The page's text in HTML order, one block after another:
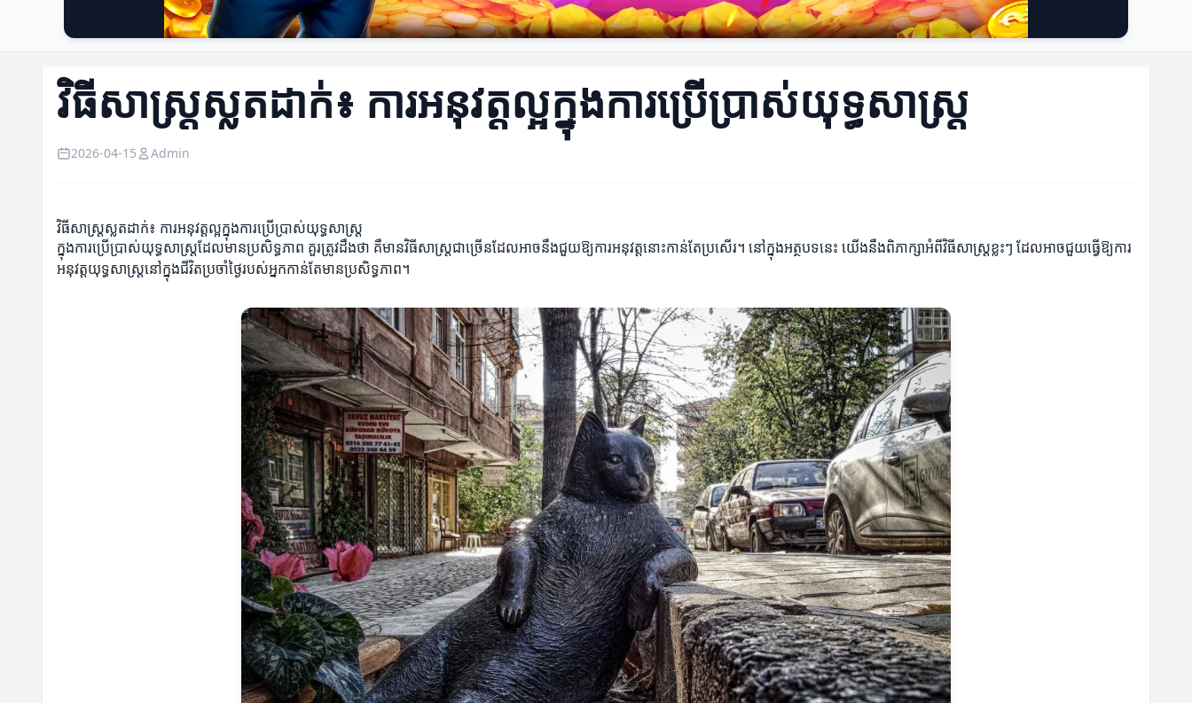
វិធីសាស្រ្តស្លតដាក់៖ ការអនុវត្តល្អក្នុងការប្រើប្រាស់យុទ្ធសាស្ត្រ
2026-04-15 Admin
វិធីសាស្រ្តស្លតដាក់៖ ការអនុវត្តល្អក្នុងការប្រើប្រាស់យុទ្ធសាស្ត្រ
ក្នុងការប្រើប្រាស់យុទ្ធសាស្ត្រដែលមានប្រសិទ្ធភាព គួរត្រូវដឹងថា គឺមានវិធីសាស្រ្តជាច្រើនដែលអាចនឹងជួយឱ្យការអនុវត្តនោះកាន់តែប្រសើរ។ នៅក្នុងអត្ថបទនេះ យើងនឹងពិភាក្សាអំពីវិធីសាស្រ្តខ្លះៗ ដែលអាចជួយធ្វើឱ្យការ
អនុវត្តយុទ្ធសាស្ត្រនៅក្នុងជីវិតប្រចាំថ្ងៃរបស់អ្នកកាន់តែមានប្រសិទ្ធភាព។